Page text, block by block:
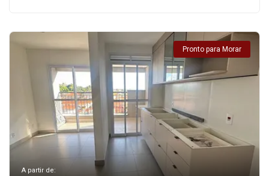
Pronto para Morar
A partir de: